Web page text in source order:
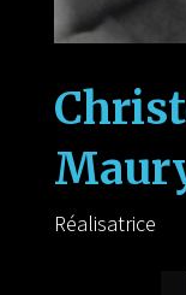
Réalisatrice